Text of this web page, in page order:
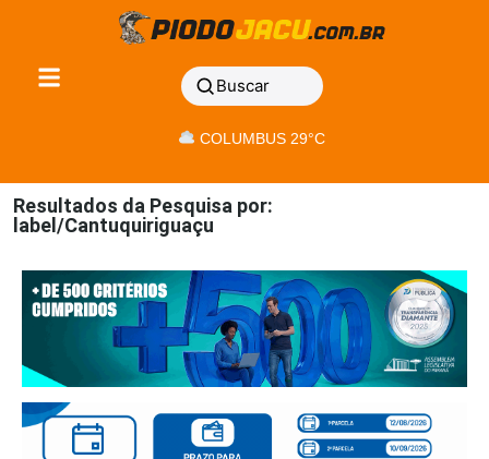
Buscar
COLUMBUS 29°C
Resultados da Pesquisa por:
label/Cantuquiriguaçu